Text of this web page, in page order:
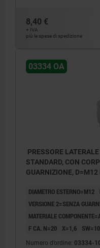
8,40 €
+ IVA
più le spese di spedizione
03334 OA
PRESSORE
STANDARD, CON
GUARNIZIONE, D=M12
DIAMETRO ESTERNO=M12
VERSIONE 2=SENZA
MATERIALE
F CA. N=20 X=1,6 SW=10
Numero d’ordine: 03334-